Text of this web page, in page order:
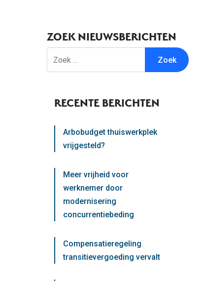
ZOEK NIEUWSBERICHTEN
RECENTE BERICHTEN
Arbobudget thuiswerkplek
vrijgesteld?
Meer vrijheid voor
werknemer door
modernisering
concurrentiebeding
Compensatieregeling
transitievergoeding vervalt